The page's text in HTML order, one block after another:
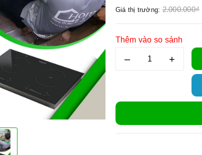
Giá thị trường: 2.000.000₫
Thêm vào so sánh
– +